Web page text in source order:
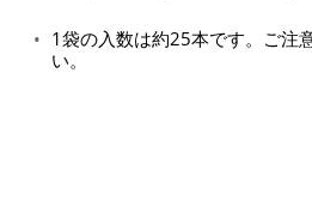
1袋の入数は約25本です。ご注
い。